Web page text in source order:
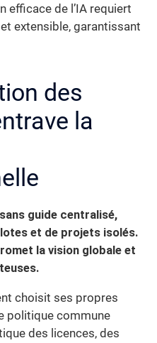
efficace de l’IA requiert
extensible, garantissant
des
la
guide centralisé,
et de projets isolés.
la vision globale et
choisit ses propres
politique commune
des licences, des